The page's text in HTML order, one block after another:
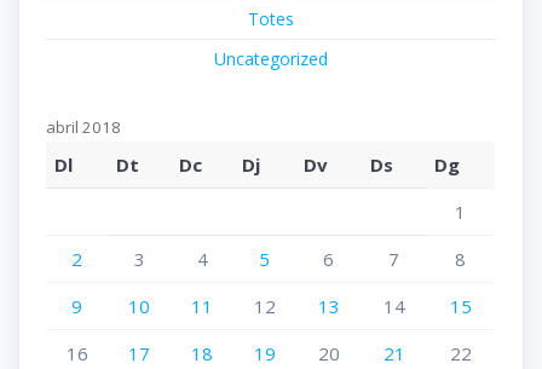
Totes
Uncategorized
abril 2018
Dl Dt Dc Dj Dv Ds
Dg
1
2
3 4 5 6 7
8
9
10 11 12 13 14
15
16
17 18 19 20 21
22